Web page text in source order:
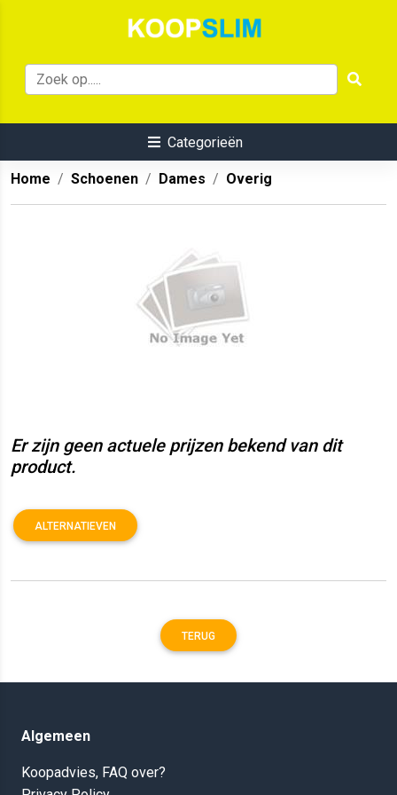
Categorieën
Home Schoenen Dames Overig
Er zijn geen actuele prijzen bekend van dit
product.
ALTERNATIEVEN
TERUG
Algemeen
Koopadvies, FAQ over?